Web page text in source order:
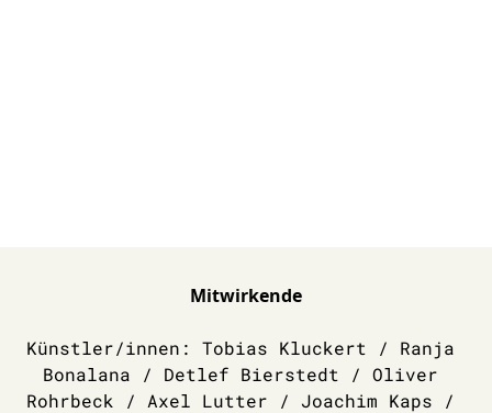
Mitwirkende
Künstler/innen: Tobias Kluckert / Ranja
Bonalana / Detlef Bierstedt / Oliver
Rohrbeck / Axel Lutter / Joachim Kaps /